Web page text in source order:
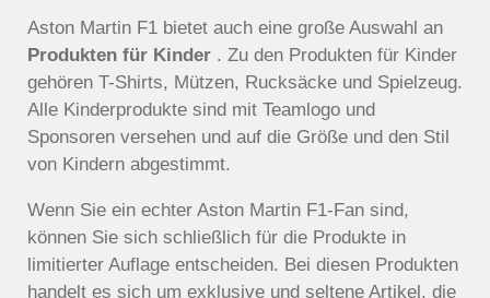
Aston Martin F1 bietet auch eine große Auswahl an
Produkten für Kinder . Zu den Produkten für Kinder
gehören T-Shirts, Mützen, Rucksäcke und Spielzeug.
Alle Kinderprodukte sind mit Teamlogo und
Sponsoren versehen und auf die Größe und den Stil
von Kindern abgestimmt.
Wenn Sie ein echter Aston Martin F1-Fan sind,
können Sie sich schließlich für die Produkte in
limitierter Auflage entscheiden. Bei diesen Produkten
handelt es sich um exklusive und seltene Artikel, die